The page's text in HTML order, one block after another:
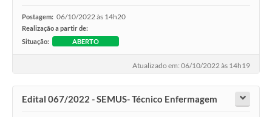
Postagem: 06/10/2022 às 14h20
Realização a partir de:
Situação:
ABERTO
Atualizado em: 06/10/2022 às 14h19
Edital 067/2022 - SEMUS- Técnico Enfermagem